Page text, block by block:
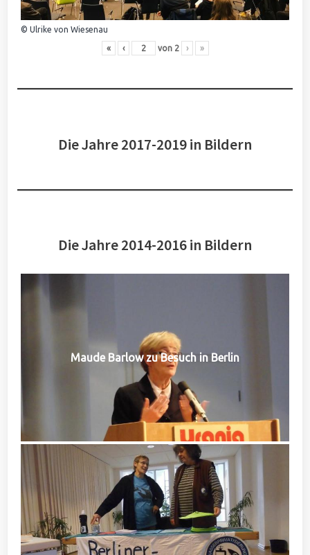
© Ulrike von Wiesenau
« ‹ von 2 › »
Die Jahre 2017-2019 in Bildern
Die Jahre 2014-2016 in Bildern
Maude Barlow zu Besuch in Berlin